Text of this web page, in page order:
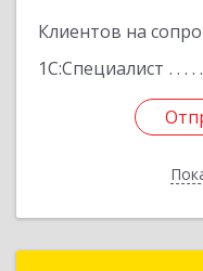
Клиентов на
1С:Специалист